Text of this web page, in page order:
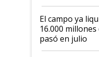
El campo ya
16.000 millones
pasó en julio